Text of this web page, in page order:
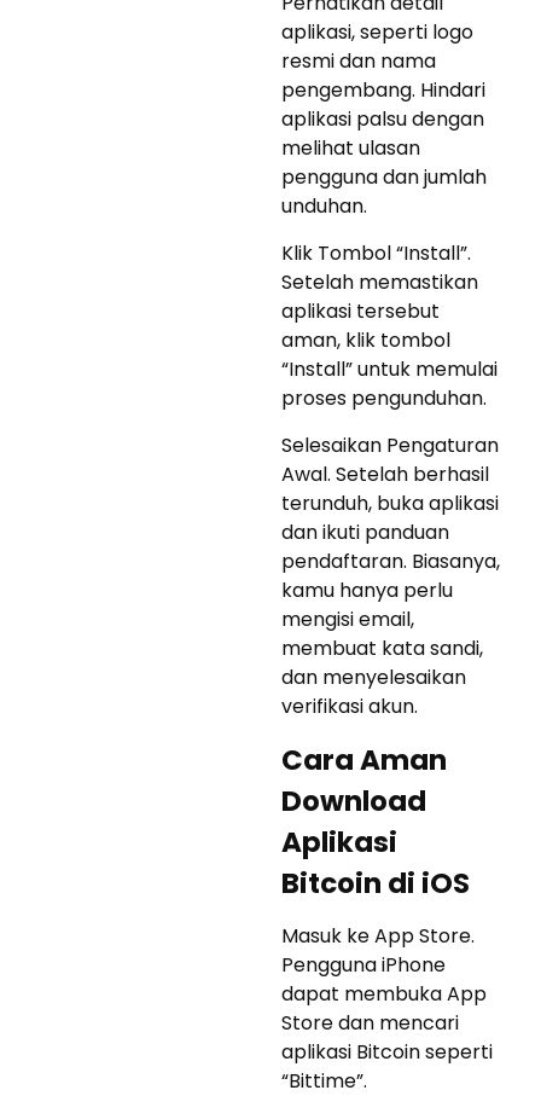
aplikasi, seperti logo
resmi dan nama
pengembang. Hindari
aplikasi palsu dengan
melihat ulasan
pengguna dan jumlah
unduhan.
Klik Tombol “Install”.
Setelah memastikan
aplikasi tersebut
aman, klik tombol
“Install” untuk memulai
proses pengunduhan.
Selesaikan Pengaturan
Awal. Setelah berhasil
terunduh, buka aplikasi
dan ikuti panduan
pendaftaran. Biasanya,
kamu hanya perlu
mengisi email,
membuat kata sandi,
dan menyelesaikan
verifikasi akun.
Cara Aman
Download
Aplikasi
Bitcoin di iOS
Masuk ke App Store.
Pengguna iPhone
dapat membuka App
Store dan mencari
aplikasi Bitcoin seperti
“Bittime”.